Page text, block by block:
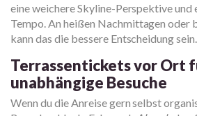
eine weichere Skyline-Perspektive und
Tempo. An heißen Nachmittagen oder
kann das die bessere Entscheidung
Terrassentickets vor Ort
unabhängige Besuche
Wenn du die Anreise gern selbst